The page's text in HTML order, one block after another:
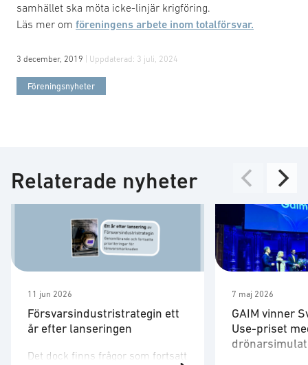
samhället ska möta icke-linjär krigföring.
Läs mer om föreningens arbete inom totalförsvar.
3 december, 2019 | Uppdaterad: 3 juli, 2024
Föreningsnyheter
Relaterade nyheter
11 jun 2026
Försvarsindustristrategin ett
år efter lanseringen
Det dock finns frågor som fortsatt
7 maj 2026
GAIM vinner
Use-priset